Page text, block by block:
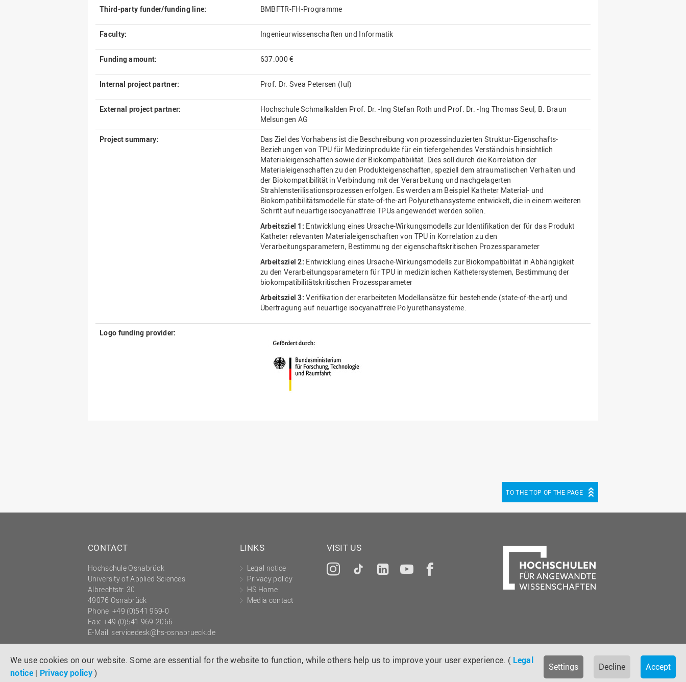
We use cookies on our website. Some are essential for the website to function, while others help us to improve your user experience. ( Legal
notice | Privacy policy)
Settings Decline Accept
Third-party funder/funding line: BMBFTR-FH-Programme
Faculty: Ingenieurwissenschaften und Informatik
Funding amount: 637.000 €
Internal project partner: Prof. Dr. Svea Petersen (IuI)
External project partner:
Hochschule Schmalkalden Prof. Dr. -Ing Stefan Roth und Prof. Dr. -Ing Thomas Seul, B. Braun
Melsungen AG
Project summary:
Das Ziel des Vorhabens ist die Beschreibung von prozessinduzierten Struktur-Eigenschafts-
Beziehungen von TPU für Medizinprodukte für ein tiefergehendes Verständnis hinsichtlich
Materialeigenschaften sowie der Biokompatibilität. Dies soll durch die Korrelation der
Materialeigenschaften zu den Produkteigenschaften, speziell dem atraumatischen Verhalten und
der Biokompatibilität in Verbindung mit der Verarbeitung und nachgelagerten
Strahlensterilisationsprozessen erfolgen. Es werden am Beispiel Katheter Material- und
Biokompatibilitätsmodelle für state-of-the-art Polyurethansysteme entwickelt, die in einem weiteren
Schritt auf neuartige isocyanatfreie TPUs angewendet werden sollen.
Arbeitsziel 1: Entwicklung eines Ursache-Wirkungsmodells zur Identifikation der für das Produkt
Katheter relevanten Materialeigenschaften von TPU in Korrelation zu den
Verarbeitungsparametern, Bestimmung der eigenschaftskritischen Prozessparameter
Arbeitsziel 2: Entwicklung eines Ursache-Wirkungsmodells zur Biokompatibilität in Abhängigkeit
zu den Verarbeitungsparametern für TPU in medizinischen Kathetersystemen, Bestimmung der
biokompatibilitätskritischen Prozessparameter
Arbeitsziel 3: Verifikation der erarbeiteten Modellansätze für bestehende (state-of-the-art) und
Übertragung auf neuartige isocyanatfreie Polyurethansysteme.
Logo funding provider:
TO THE TOP OF THE PAGE
CONTACT
Hochschule Osnabrück
University of Applied Sciences
Albrechtstr. 30
49076 Osnabrück
Phone: +49 (0)541 969-0
Fax: +49 (0)541 969-2066
E-Mail: servicedesk@hs-osnabrueck.de
UNIVERSITY OF APPLIED SCIENCES
LINKS
Legal notice
Privacy policy
HS Home
Media contact
VISIT US
Instagram
TiktokLinkedInYouTube